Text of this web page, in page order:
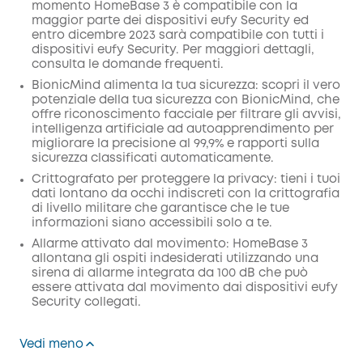
momento HomeBase 3 è compatibile con la
maggior parte dei dispositivi eufy Security ed
entro dicembre 2023 sarà compatibile con tutti i
dispositivi eufy Security. Per maggiori dettagli,
consulta le domande frequenti.
BionicMind alimenta la tua sicurezza: scopri il vero
potenziale della tua sicurezza con BionicMind, che
offre riconoscimento facciale per filtrare gli avvisi,
intelligenza artificiale ad autoapprendimento per
migliorare la precisione al 99,9% e rapporti sulla
sicurezza classificati automaticamente.
Crittografato per proteggere la privacy: tieni i tuoi
dati lontano da occhi indiscreti con la crittografia
di livello militare che garantisce che le tue
informazioni siano accessibili solo a te.
Allarme attivato dal movimento: HomeBase 3
allontana gli ospiti indesiderati utilizzando una
sirena di allarme integrata da 100 dB che può
essere attivata dal movimento dai dispositivi eufy
Security collegati.
Vedi meno